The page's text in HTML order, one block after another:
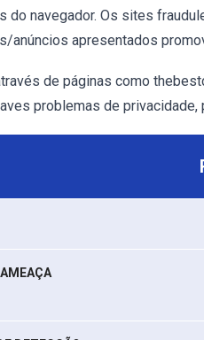
do navegador. Os sites
anúncios apresentados
de páginas como
problemas de